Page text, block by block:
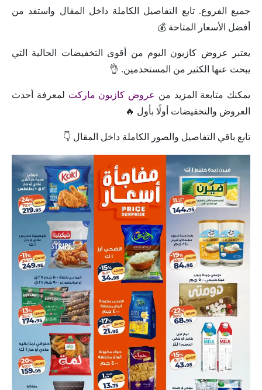
جميع الفروع. تابع التفاصيل الكاملة داخل المقال واستفد من
أفضل الأسعار المتاحة 💰
يعتبر عروض كازيون اليوم من أقوى التخفيضات الحالية التي
يبحث عنها الكثير من المستخدمين. 👌
يمكنك متابعة المزيد من عروض كازيون ماركت لمعرفة أحدث
العروض والتخفيضات أولًا بأول 🔥
تابع باقي التفاصيل والصور الكاملة داخل المقال 👇